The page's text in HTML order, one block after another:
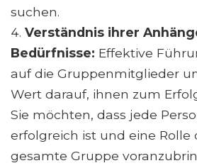
suchen.
Verständnis ihrer
Bedürfnisse: Effektive
auf die Gruppenmitglieder
Wert darauf, ihnen zum
Sie möchten, dass jede
erfolgreich ist und eine Rolle
gesamte Gruppe